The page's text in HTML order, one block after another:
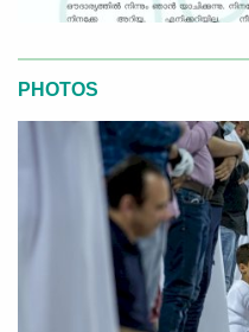
PHOTOS